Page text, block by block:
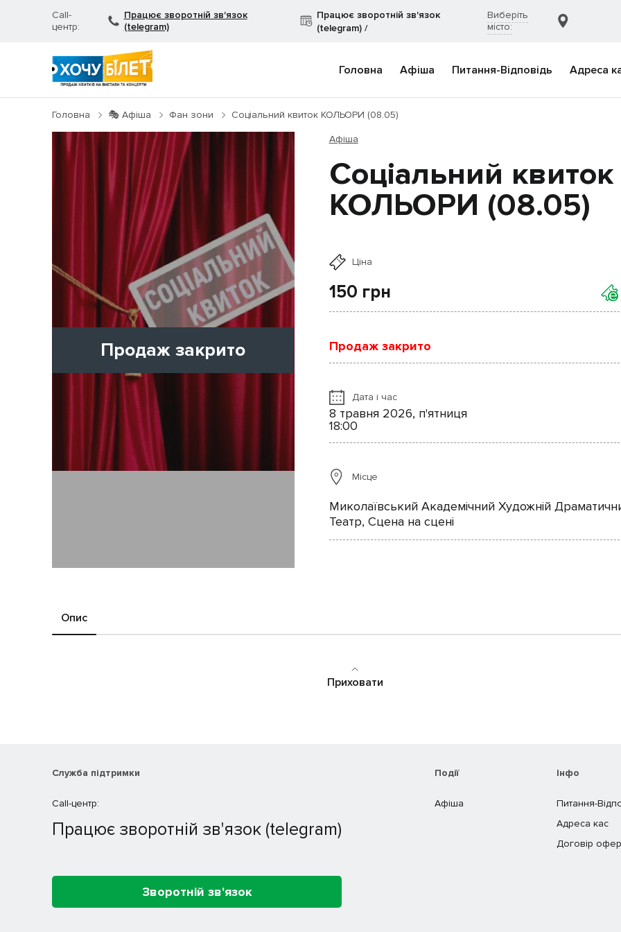
Call-
центр:
Працює зворотній зв'язок
(telegram)
Працює зворотній зв'язок
(telegram) /
Виберіть
місто:
Головна Афіша Питання-Відповідь Адреса
Головна 🎭 Афіша Фан зони Соціальний квиток КОЛЬОРИ (08.05)
Продаж закрито
Афіша
Соціальний квиток
КОЛЬОРИ (08.05)
Ціна
150 грн
Продаж закрито
Дата і час
8 травня 2026, п'ятниця
18:00
Місце
Миколаївський Академічний Художній
Театр, Сцена на сцені
Опис
Приховати
Служба підтримки
Call-центр:
Працює зворотній зв'язок (telegram)
Зворотній зв'язок
Події
Афіша
Інфо
Питання-
Адреса кас
Договір